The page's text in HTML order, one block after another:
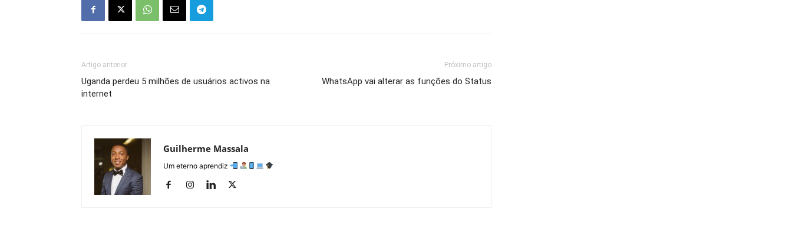
Artigo anterior
Uganda perdeu 5 milhões de usuários activos na
internet
Próximo artigo
WhatsApp vai alterar as funções do Status
Guilherme Massala
Um eterno aprendiz